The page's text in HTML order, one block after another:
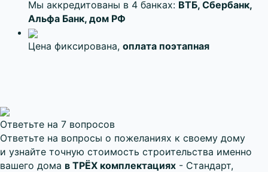
Мы аккредитованы в 4 банках: ВТБ, Сбербанк,
Альфа Банк, дом РФ
Цена фиксирована, оплата поэтапная
Ответьте на 7 вопросов
Ответьте на вопросы о пожеланиях к своему дому
и узнайте точную стоимость строительства именно
вашего дома в ТРЁХ комплектациях - Стандарт,